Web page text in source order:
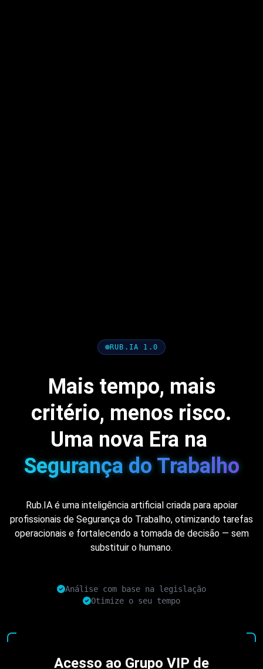
RUB.IA 1.0
Mais tempo, mais
critério, menos risco.
Uma nova Era na
Segurança do Trabalho
Rub.IA é uma inteligência artificial criada para apoiar
profissionais de Segurança do Trabalho, otimizando tarefas
operacionais e fortalecendo a tomada de decisão — sem
substituir o humano.
Análise com base na legislação
Otimize o seu tempo
Acesso ao Grupo VIP de